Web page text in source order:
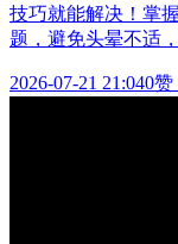
技巧就能解决！掌
题，避免头晕不适
2026-07-21 21:040赞